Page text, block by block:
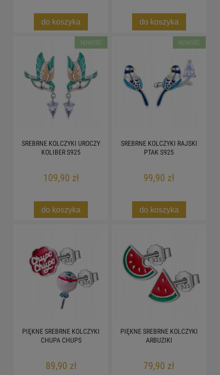
do koszyka do koszyka
SREBRNE KOLCZYKI UROCZY
KOLIBER S925
109,90 zł
do koszyka
NOWOŚĆ
SREBRNE KOLCZYKI RAJSKI
PTAK S925
99,90 zł
do koszyka
NOWOŚĆ
PIĘKNE SREBRNE KOLCZYKI
CHUPA CHUPS
89,90 zł
PIĘKNE SREBRNE KOLCZYKI
ARBUZIKI
79,90 zł